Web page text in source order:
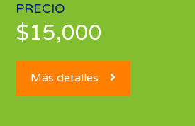
PRECIO
$15,000
Más detalles